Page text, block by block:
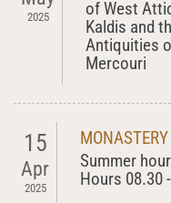
2025
of West
Kaldis and
Antiquities
Mercouri
15
Apr
2025
Summer
Hours 08.30